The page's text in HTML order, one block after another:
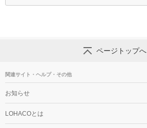
ページトップへ
関連サイト・ヘルプ・その他
お知らせ
LOHACOとは